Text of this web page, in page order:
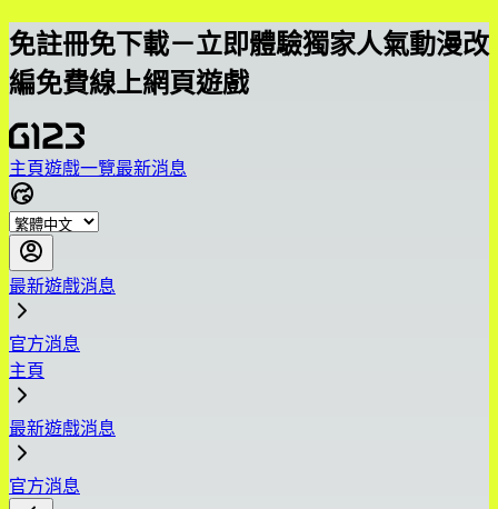
免註冊免下載－立即體驗獨家人氣動漫改
編免費線上網頁遊戲
主頁遊戲一覽最新消息
最新遊戲消息
官方消息
主頁
最新遊戲消息
官方消息